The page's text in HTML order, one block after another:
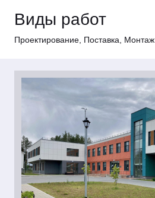
Виды работ
Проектирование, Поставка, Монтаж